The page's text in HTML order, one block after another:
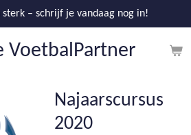
VoetbalPartner
sterk – schrijf je vandaag nog in!
Najaarscursus
2020